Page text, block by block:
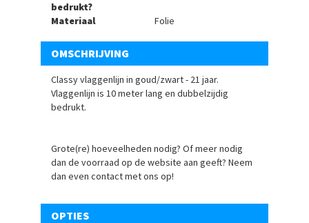
bedrukt?
Materiaal Folie
OMSCHRIJVING
Classy vlaggenlijn in goud/zwart - 21 jaar.
Vlaggenlijn is 10 meter lang en dubbelzijdig
bedrukt.
Grote(re) hoeveelheden nodig? Of meer nodig
dan de voorraad op de website aan geeft? Neem
dan even contact met ons op!
OPTIES